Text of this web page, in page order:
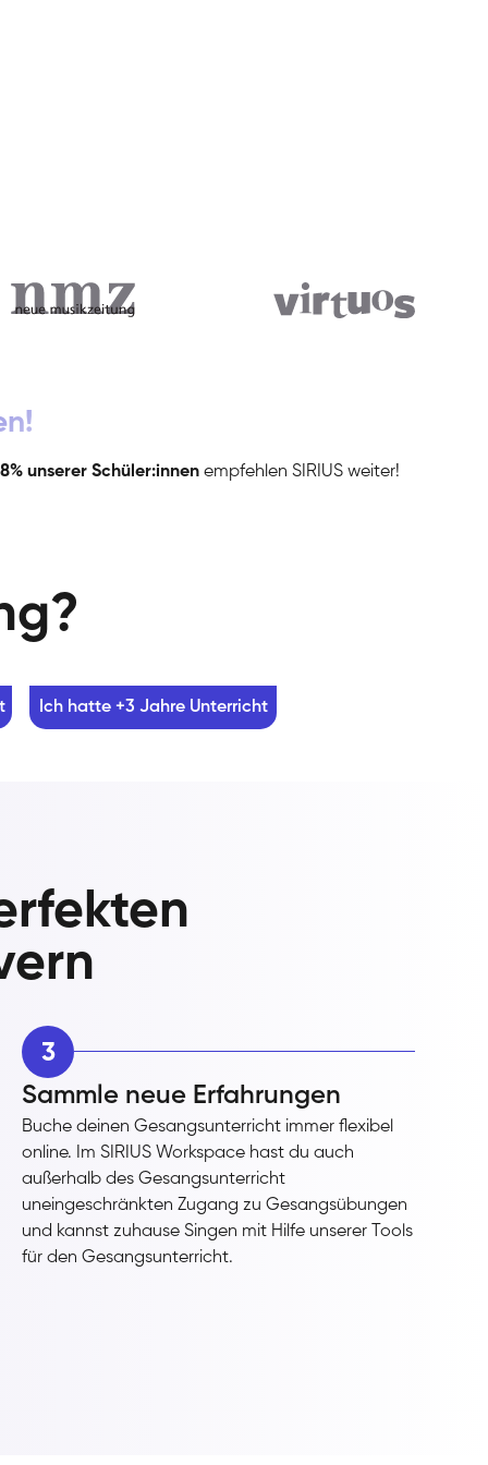
unserer Schüler:innen empfehlen SIRIUS weiter!
Ich hatte +3 Jahre Unterricht
3
Sammle neue Erfahrungen
Buche deinen Gesangsunterricht immer flexibel
online. Im SIRIUS Workspace hast du auch
außerhalb des Gesangsunterricht
uneingeschränkten Zugang zu Gesangsübungen
und kannst zuhause Singen mit Hilfe unserer Tools
für den Gesangsunterricht.